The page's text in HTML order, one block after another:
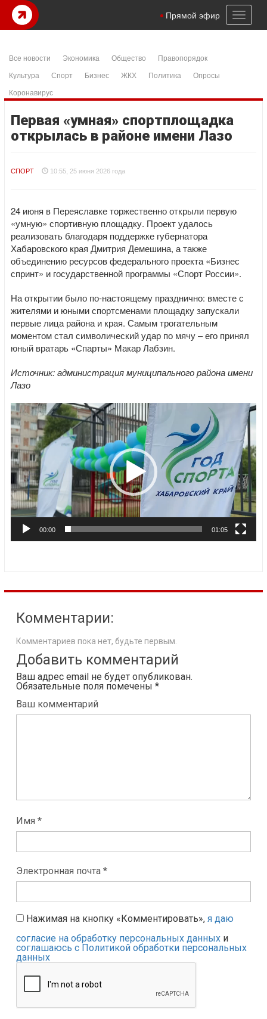
Toggle
Прямой эфир
Все новости Экономика Общество
Правопорядок
Культура
Спорт Бизнес ЖКХ Политика
Опросы
Коронавирус
Первая «умная» спортплощадка
открылась в районе имени Лазо
СПОРТ 10:55, 25 июня 2026 года
24 июня в Переяславке торжественно открыли первую
«умную» спортивную площадку. Проект удалось
реализовать благодаря поддержке губернатора
Хабаровского края Дмитрия Демешина, а также
объединению ресурсов федерального проекта «Бизнес
спринт» и государственной программы «Спорт России».
На открытии было по-настоящему празднично: вместе с
жителями и юными спортсменами площадку запускали
первые лица района и края. Самым трогательным
моментом стал символический удар по мячу – его принял
юный вратарь «Спарты» Макар Лабзин.
Источник: администрация муниципального района имени
Лазо
Видеоплеер
00:00 01:05
Комментарии:
Комментариев пока нет, будьте первым.
Добавить комментарий
Ваш адрес email не будет опубликован.
Обязательные поля помечены *
Ваш комментарий
Имя *
Электронная почта *
Нажимая на кнопку «Комментировать», я даю
согласие на обработку персональных данных и
соглашаюсь с Политикой обработки персональных
данных